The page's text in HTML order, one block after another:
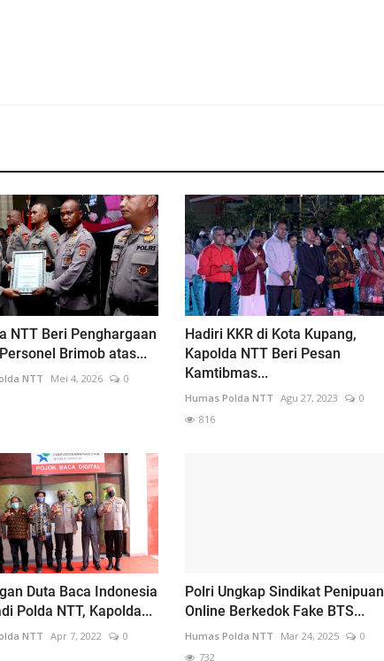
NTT Beri Penghargaan
Brimob atas...
NTT Mei 4, 2026
0
Hadiri KKR di Kota Kupang,
Kapolda NTT Beri Pesan
Kamtibmas...
Humas Polda NTT Agu 27, 2023
0
816
Duta Baca Indonesia
Polda NTT, Kapolda...
NTT Apr 7, 2022
0
Polri Ungkap Sindikat Penipuan
Online Berkedok Fake BTS...
Humas Polda NTT Mar 24, 2025
0
732